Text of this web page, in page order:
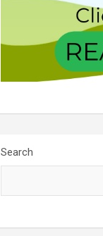
Search